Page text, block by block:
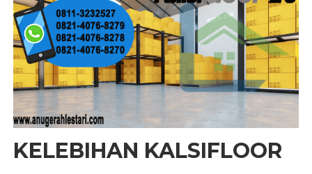
KELEBIHAN KALSIFLOOR